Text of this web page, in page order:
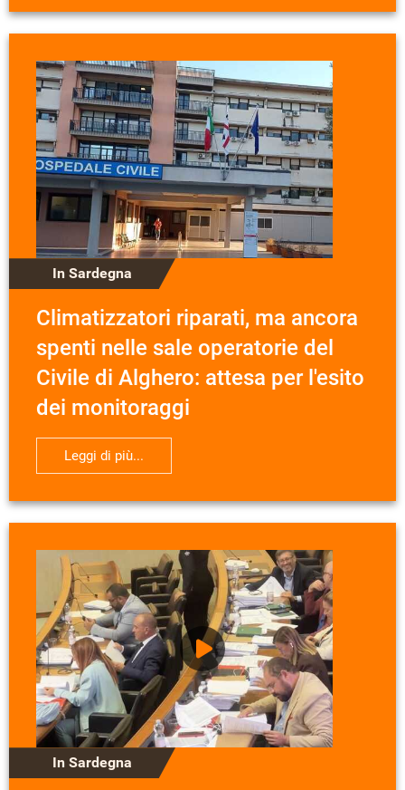
In Sardegna
Climatizzatori riparati, ma ancora
spenti nelle sale operatorie del
Civile di Alghero: attesa per l'esito
dei monitoraggi
Leggi di più...
In Sardegna